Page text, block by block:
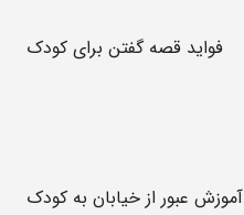
فواید قصه گفتن برای کودک
آموزش عبور از خیابان به کودک